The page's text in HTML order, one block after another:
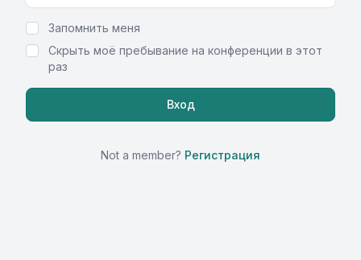
Запомнить меня
Скрыть моё пребывание на конференции в этот
раз
Not a member? Регистрация